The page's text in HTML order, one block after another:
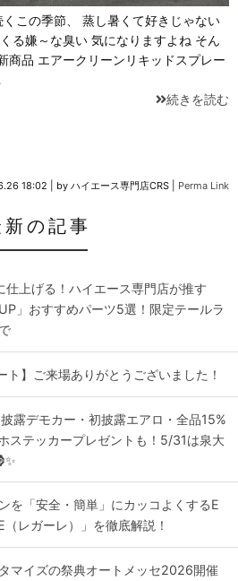
この季節、 蒸し暑くて好きじゃない
る嫌～な臭い 気になりますよね そん
商品 エアークリーンリキッドスプレー
続きを読む
18:02 by ハイエース専門店CRS Perma Link
新の記事
仕上げる！ハイエース専門店が推す
」おすすめパーツ5選！限定テールラ
ト】ご来場ありがとうございました！
露デモカー・初披露エアロ・全品15%
ステッカープレゼントも！5/31は泉大
を「安全・簡単」にカッコよくするE
レガーレ）」を徹底解説！
マイズの祭典オートメッセ2026開催